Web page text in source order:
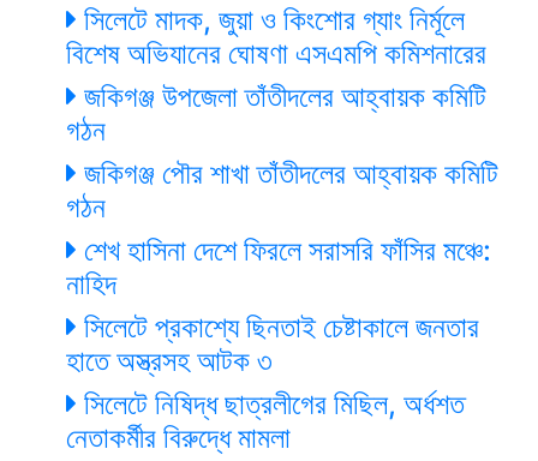
সিলেটে মাদক, জুয়া ও কিংশোর গ্যাং নির্মূলে
বিশেষ অভিযানের ঘোষণা এসএমপি কমিশনারের
জকিগঞ্জ উপজেলা তাঁতীদলের আহ্বায়ক কমিটি
গঠন
জকিগঞ্জ পৌর শাখা তাঁতীদলের আহ্বায়ক কমিটি
গঠন
শেখ হাসিনা দেশে ফিরলে সরাসরি ফাঁসির মঞ্চে:
নাহিদ
সিলেটে প্রকাশ্যে ছিনতাই চেষ্টাকালে জনতার
হাতে অস্ত্রসহ আটক ৩
সিলেটে নিষিদ্ধ ছাত্রলীগের মিছিল, অর্ধশত
নেতাকর্মীর বিরুদ্ধে মামলা